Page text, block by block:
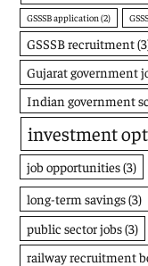
GSSSB application (2)
GSSSB recruitment
Gujarat government
Indian government
investment
job opportunities(3)
long-term savings(3)
public sector jobs(3)
railway recruitment